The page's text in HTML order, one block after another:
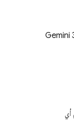
Gemini
أي